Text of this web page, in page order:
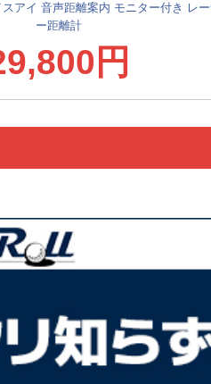
スアイ 音声距離案内 モニター付き レ
ー距離計
円